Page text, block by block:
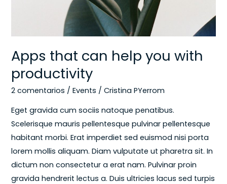
Apps that can help you with
productivity
2 comentarios /Events /Cristina PYerrom
Eget gravida cum sociis natoque penatibus.
Scelerisque mauris pellentesque pulvinar pellentesque
habitant morbi. Erat imperdiet sed euismod nisi porta
lorem mollis aliquam. Diam vulputate ut pharetra sit. In
dictum non consectetur a erat nam. Pulvinar proin
gravida hendrerit lectus a. Duis ultricies lacus sed turpis